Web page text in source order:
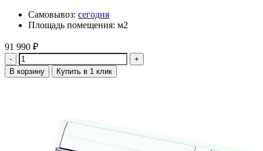
Самовывоз: сегодня
Площадь помещения: м2
91 990 ₽
Количество
В корзину Купить в 1 клик